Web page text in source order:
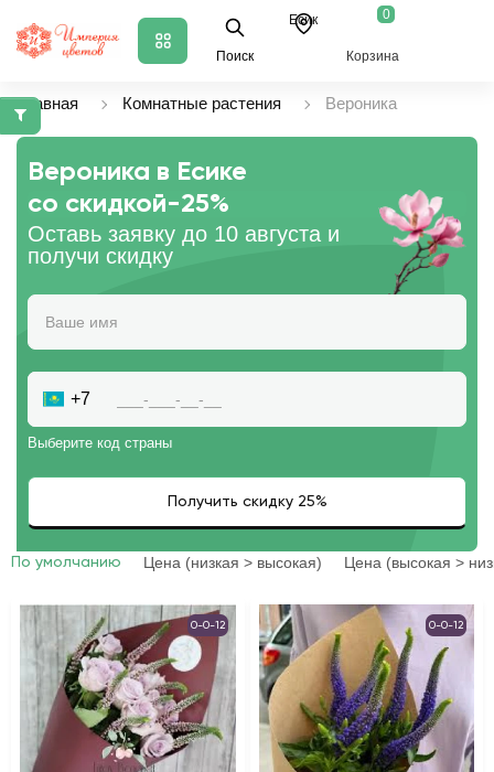
Поиск
Есик 0
Корзина
Главная Комнатные растения Вероника
Вероника в Есике
со скидкой-25%
Оставь заявку до 10 августа и
получи скидку
+7
Выберите код страны
По умолчанию Цена (низкая > высокая) Цена (высокая >
0-0-12 0-0-12